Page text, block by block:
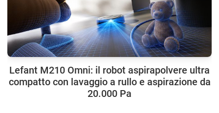
Lefant M210 Omni: il robot aspirapolvere ultra
compatto con lavaggio a rullo e aspirazione da
20.000 Pa